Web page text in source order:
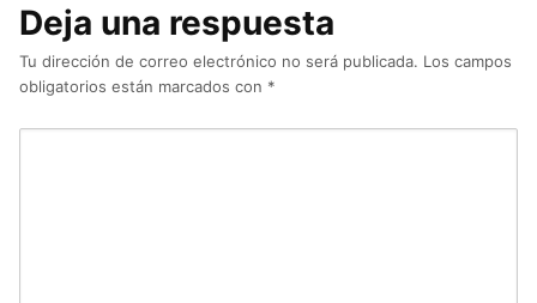
Deja una respuesta
Tu dirección de correo electrónico no será publicada. Los campos
obligatorios están marcados con *